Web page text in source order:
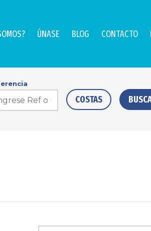
ÚNASE BLOG CONTACTO
COSTAS